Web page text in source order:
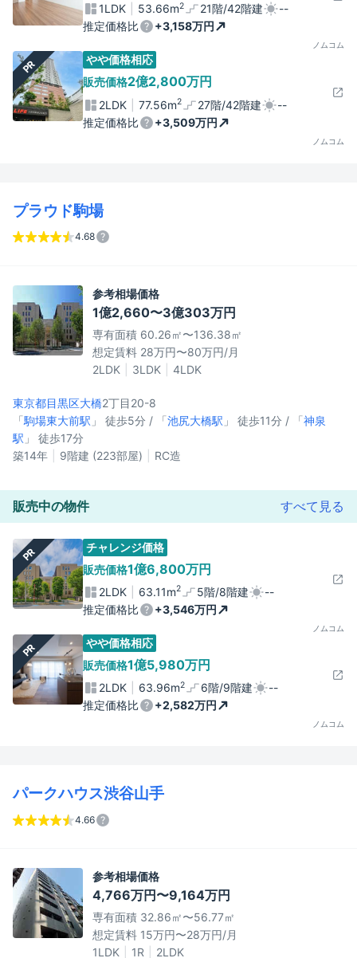
1LDK 53.66m2 21階/42階建
--
推定価格比
+3,158万円
ノムコム
PR
やや価格相応
販売価格2億2,800万円
2LDK 77.56m2 27階/42階建
--
推定価格比
+3,509万円
ノムコム
プラウド駒場
4.68
参考相場価格
1億2,660〜3億303万円
専有面積 60.26㎡〜136.38㎡
想定賃料 28万円〜80万円/月
2LDK
3LDK 4LDK
東京都目黒区大橋2丁目20-8
「駒場東大前駅 」 徒歩5分 / 「池尻大橋駅 」 徒歩11分 / 「神泉
駅 」 徒歩17分
築14年
9階建 (223部屋) RC造
販売中の物件 すべて見る
PR
チャレンジ価格
販売価格1億6,800万円
2LDK 63.11m2 5階/8階建
--
推定価格比
+3,546万円
ノムコム
PR
やや価格相応
販売価格1億5,980万円
2LDK 63.96m2 6階/9階建
--
推定価格比
+2,582万円
ノムコム
パークハウス渋谷山手
4.66
参考相場価格
4,766万円〜9,164万円
専有面積 32.86㎡〜56.77㎡
想定賃料 15万円〜28万円/月
1LDK
1R 2LDK